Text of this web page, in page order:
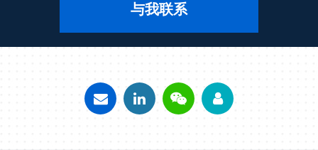
与我联系